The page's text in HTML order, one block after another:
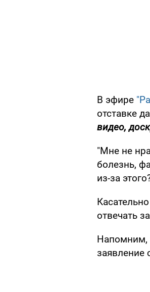
В эфире
отставке
видео,
"Мне не
болезнь,
из-за
отвечать
Напомним,
заявление